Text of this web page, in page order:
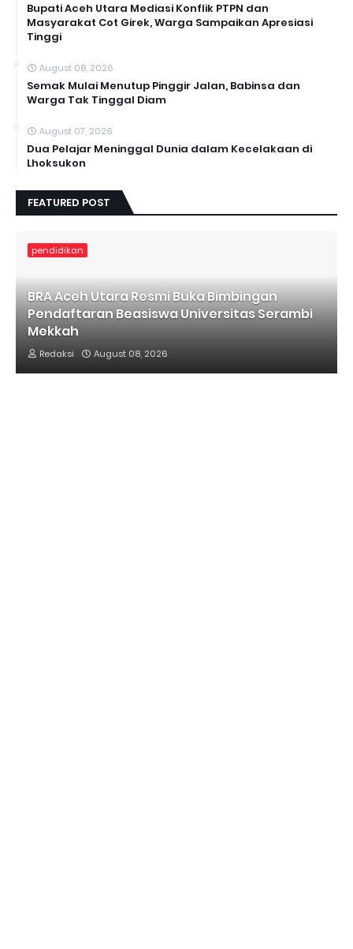
Bupati Aceh Utara Mediasi Konflik PTPN dan
Masyarakat Cot Girek, Warga Sampaikan Apresiasi
Tinggi
August 08, 2026
Semak Mulai Menutup Pinggir Jalan, Babinsa dan
Warga Tak Tinggal Diam
August 07, 2026
Dua Pelajar Meninggal Dunia dalam Kecelakaan di
Lhoksukon
FEATURED POST
pendidikan
BRA Aceh Utara Resmi Buka Bimbingan
Pendaftaran Beasiswa Universitas Serambi
Mekkah
Redaksi August 08, 2026